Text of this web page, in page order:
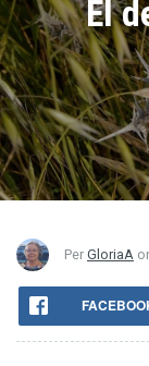
El
Per GloriaA